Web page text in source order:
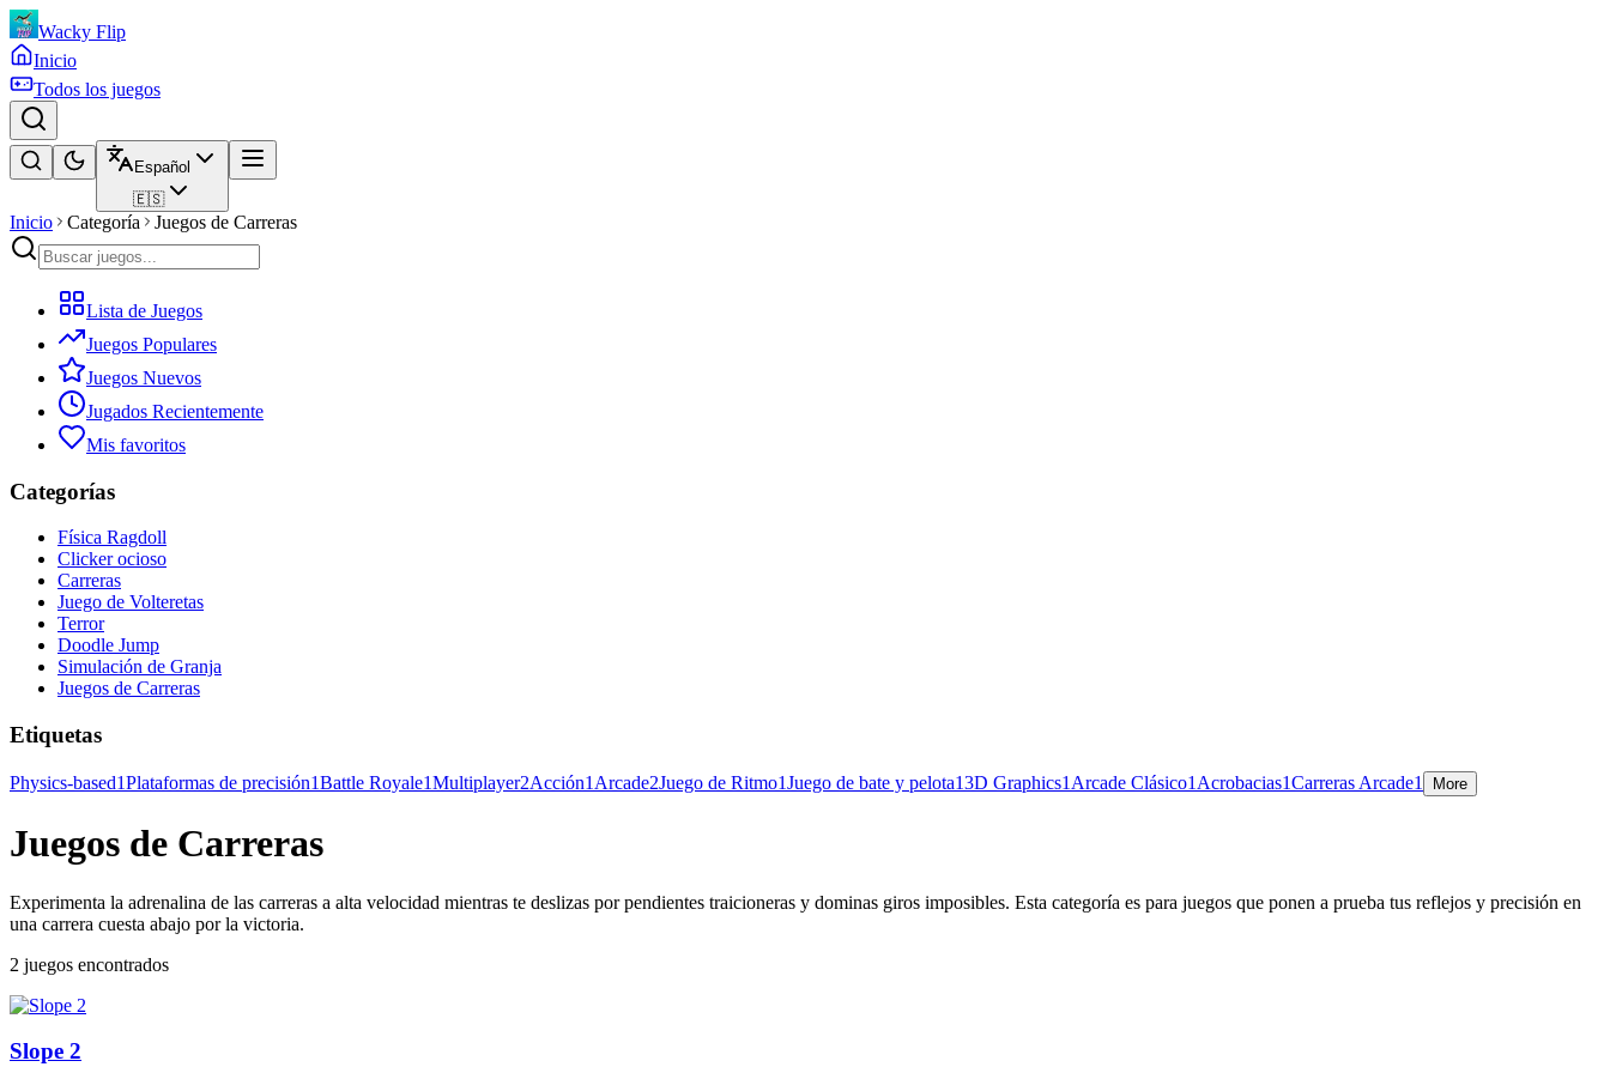
Wacky Flip
Inicio
Todos los juegos
Español
🇪🇸
Inicio Categoría Juegos de Carreras
Lista de Juegos
Juegos Populares
Juegos Nuevos
Jugados Recientemente
Mis favoritos
Categorías
Física Ragdoll
Clicker ocioso
Carreras
Juego de Volteretas
Terror
Doodle Jump
Simulación de Granja
Juegos de Carreras
Etiquetas
Physics-based1Plataformas de precisión1Battle Royale1Multiplayer2Acción1 Arcade2Juego de Ritmo1Juego de bate y pelota13D Graphics1 Arcade Clásico1 Acrobacias1Carreras Arcade1 More
Juegos de Carreras
Experimenta la adrenalina de las carreras a alta velocidad mientras te deslizas por pendientes traicioneras y dominas giros imposibles. Esta categoría es para juegos que ponen a prueba tus reflejos y precisión en
una carrera cuesta abajo por la victoria.
2 juegos encontrados
Slope 2